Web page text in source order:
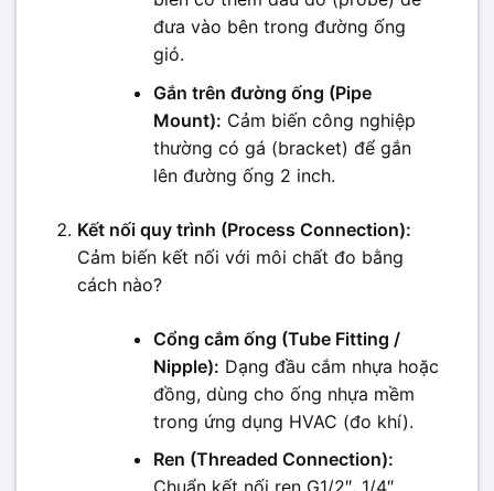
đưa vào bên trong đường ống
gió.
Gắn trên đường ống (Pipe
Mount): Cảm biến công nghiệp
thường có gá (bracket) để gắn
lên đường ống 2 inch.
Kết nối quy trình (Process Connection):
Cảm biến kết nối với môi chất đo bằng
cách nào?
Cổng cắm ống (Tube Fitting /
Nipple): Dạng đầu cắm nhựa hoặc
đồng, dùng cho ống nhựa mềm
trong ứng dụng HVAC (đo khí).
Ren (Threaded Connection):